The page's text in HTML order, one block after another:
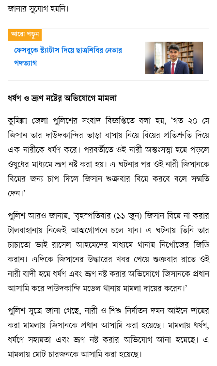
জানার সুযোগ হয়নি।
ফেসবুকে স্ট্যাটাস দিয়ে ছাত্রশিবির নেতার
পদত্যাগ
ধর্ষণ ও ভ্রূণ নষ্টের অভিযোগে মামলা
কুমিল্লা জেলা পুলিশের সংবাদ বিজ্ঞপ্তিতে বলা হয়, ‘গত ২০ মে
জিসান তার দাউদকান্দির ভাড়া বাসায় নিয়ে বিয়ের প্রতিশ্রুতি দিয়ে
এক নারীকে ধর্ষণ করে। পরবর্তীতে ওই নারী অন্তঃসত্ত্বা হয়ে পড়লে
ওষুধের মাধ্যমে ভ্রূণ নষ্ট করা হয়। এ ঘটনার পর ওই নারী জিসানকে
বিয়ের জন্য চাপ দিলে জিসান শুক্রবার বিয়ে করবে বলে সম্মতি
দেন।’
পুলিশ আরও জানায়, ‘বৃহস্পতিবার (১১ জুন) জিসান বিয়ে না করার
টালবাহানায় নিজেই আত্মগোপনে চলে যান। এ ঘটনায় তিনি তার
চাচাতো ভাই রাসেল আহমেদের মাধ্যমে থানায় নিখোঁজের জিডি
করান। এদিকে জিসানের উদ্ধারের খবর পেয়ে শুক্রবার রাতে ওই
নারী বাদী হয়ে ধর্ষণ এবং ভ্রূণ নষ্ট করার অভিযোগে জিসানকে প্রধান
আসামি করে দাউদকান্দি মডেল থানায় মামলা দায়ের করেন।’
পুলিশ সূত্রে জানা গেছে, নারী ও শিশু নির্যাতন দমন আইনে দায়ের
করা মামলায় জিসানকে প্রধান আসামি করা হয়েছে। মামলায় ধর্ষণ,
ধর্ষণে সহায়তা এবং ভ্রূণ নষ্ট করার অভিযোগ আনা হয়েছে। এ
মামলায় মোট চারজনকে আসামি করা হয়েছে।